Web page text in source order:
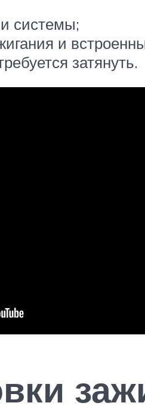
системы;
и
затянуть.